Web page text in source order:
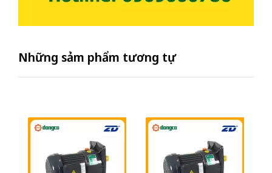
Những sảm phẩm tương tự